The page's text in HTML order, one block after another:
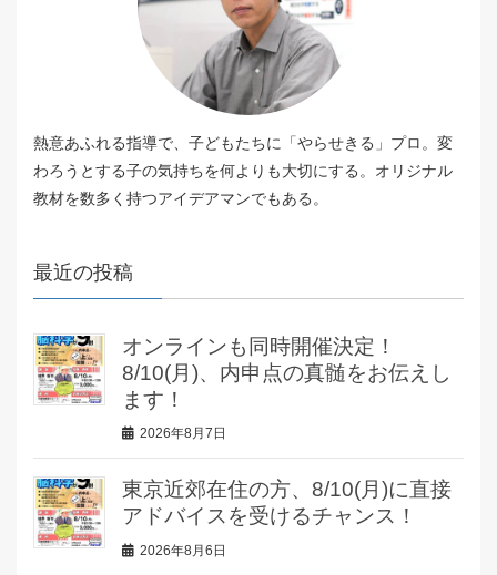
熱意あふれる指導で、子どもたちに「やらせきる」プロ。変
わろうとする子の気持ちを何よりも大切にする。オリジナル
教材を数多く持つアイデアマンでもある。
最近の投稿
オンラインも同時開催決定！
8/10(月)、内申点の真髄をお伝えし
ます！
2026年8月7日
東京近郊在住の方、8/10(月)に直接
アドバイスを受けるチャンス！
2026年8月6日